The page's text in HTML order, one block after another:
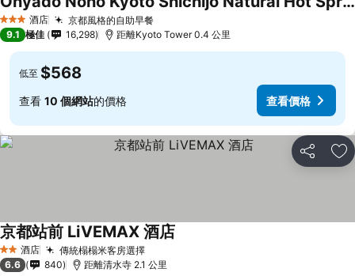
3 星級 酒店 京都風格的自助早餐
9.1 極佳 16,298 距離Kyoto Tower 0.4 公里
低至 $568
查看 10 個網站的價格 查看價格
分享 放
2 星級酒店 傳統榻榻米客房選擇
京都站前 LiVEMAX 酒店
6.6 840 距離清水寺 2.1 公里